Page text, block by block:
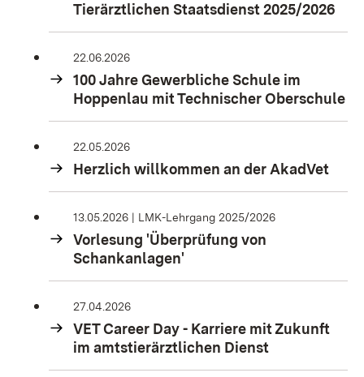
Tierärztlichen Staatsdienst 2025/2026
22.06.2026
100 Jahre Gewerbliche Schule im
Hoppenlau mit Technischer Oberschule
22.05.2026
Herzlich willkommen an der AkadVet
13.05.2026 LMK-Lehrgang 2025/2026
Vorlesung 'Überprüfung von
Schankanlagen'
27.04.2026
VET Career Day - Karriere mit Zukunft
im amtstierärztlichen Dienst